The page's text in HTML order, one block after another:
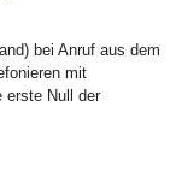
bei Anruf aus dem
mit
erste Null der